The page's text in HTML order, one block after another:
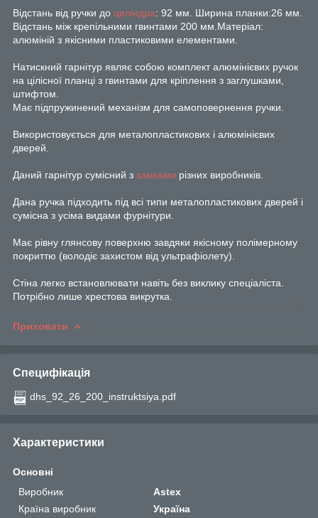
Відстань від ручки до циліндра: 92 мм. Ширина планки:26 мм.
Відстань між крепільними гвинтами 200 мм.Матеріал:
алюміній з якісними пластиковими елементами.
Натискний гарнітур являє собою комплект алюмінієвих ручок
на цілісної планці з гвинтами для кріплення з заглушками,
штифтом.
Має підпружинений механізм для самоповернення ручки.
Використовується для металопластикових і алюмінієвих
дверей.
Даний гарнітур сумісний з замками різних виробників.
Дана ручка підходить під всі типи металопластикових дверей і
сумісна з усіма видами фурнітури.
Має рівну глянсову поверхню завдяки якісному полімерному
покриттю (володіє захистом від ультрафіолету).
Стіна легко встановлювати навіть без виклику спеціаліста.
Потрібно лише хрестова викрутка.
Приховати
Специфікація
dhs_92_26_200_instruktsiya.pdf
Характеристики
Основні
Виробник
Astex
Країна виробник
Україна